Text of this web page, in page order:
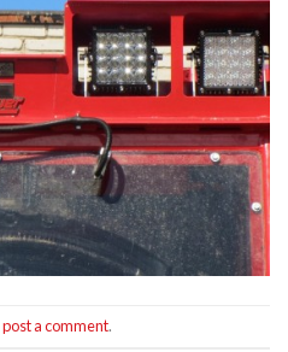
post a comment.